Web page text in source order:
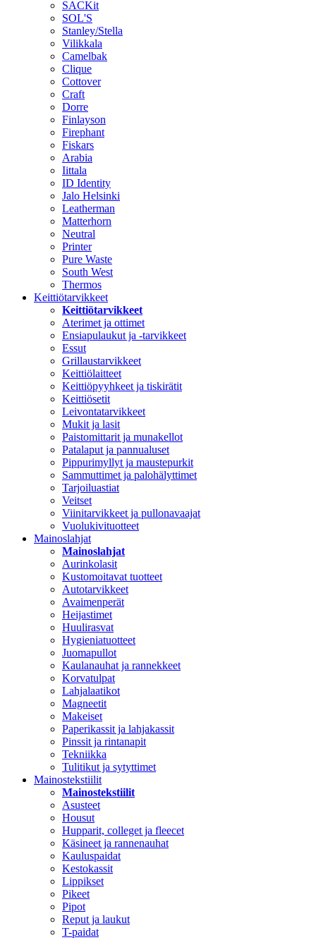
SACKit
SOL'S
Stanley/Stella
Vilikkala
Camelbak
Clique
Cottover
Craft
Dorre
Finlayson
Firephant
Fiskars
Arabia
Iittala
ID Identity
Jalo Helsinki
Leatherman
Matterhorn
Neutral
Printer
Pure Waste
South West
Thermos
Keittiötarvikkeet
Keittiötarvikkeet
Aterimet ja ottimet
Ensiapulaukut ja -tarvikkeet
Essut
Grillaustarvikkeet
Keittiölaitteet
Keittiöpyyhkeet ja tiskirätit
Keittiösetit
Leivontatarvikkeet
Mukit ja lasit
Paistomittarit ja munakellot
Patalaput ja pannualuset
Pippurimyllyt ja maustepurkit
Sammuttimet ja palohälyttimet
Tarjoiluastiat
Veitset
Viinitarvikkeet ja pullonavaajat
Vuolukivituotteet
Mainoslahjat
Mainoslahjat
Aurinkolasit
Kustomoitavat tuotteet
Autotarvikkeet
Avaimenperät
Heijastimet
Huulirasvat
Hygieniatuotteet
Juomapullot
Kaulanauhat ja rannekkeet
Korvatulpat
Lahjalaatikot
Magneetit
Makeiset
Paperikassit ja lahjakassit
Pinssit ja rintanapit
Tekniikka
Tulitikut ja sytyttimet
Mainostekstiilit
Mainostekstiilit
Asusteet
Housut
Hupparit, colleget ja fleecet
Käsineet ja rannenauhat
Kauluspaidat
Kestokassit
Lippikset
Pikeet
Pipot
Reput ja laukut
T-paidat